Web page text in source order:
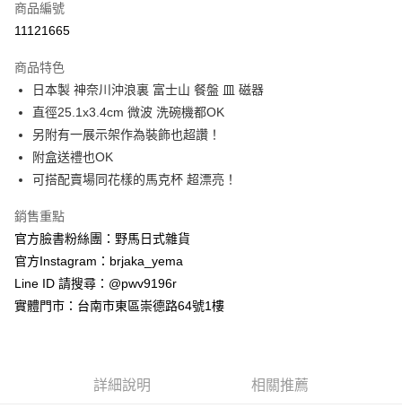
信用卡分期付款
合作金庫商業銀行
華南商業銀行
彰化商業銀行
上海商業儲蓄銀行
台北富邦商業銀行
國泰世華商業銀行
臺灣中小企業銀行
匯豐（台灣）商業銀行
華泰商業銀行
聯邦商業銀行
遠東國際商業銀行
元大商業銀行
台新國際商業銀行
台灣樂天信用卡公司
超商取貨付款
LINE Pay
Apple Pay
街口支付
悠遊付
Google Pay
ATM付款
每筆NT$65，滿NT$999(含以上)免運費
商品編號
11121665
商品特色
日本製 神奈川沖浪裏 富士山 餐盤 皿 磁器
直徑25.1x3.4cm 微波 洗碗機都OK
另附有一展示架作為裝飾也超讚！
附盒送禮也OK
可搭配賣場同花樣的馬克杯 超漂亮！
銷售重點
官方臉書粉絲團：野馬日式雜貨
官方Instagram：brjaka_yema
Line ID 請搜尋：@pwv9196r
實體門市：台南市東區崇德路64號1樓
詳細說明 相關推薦